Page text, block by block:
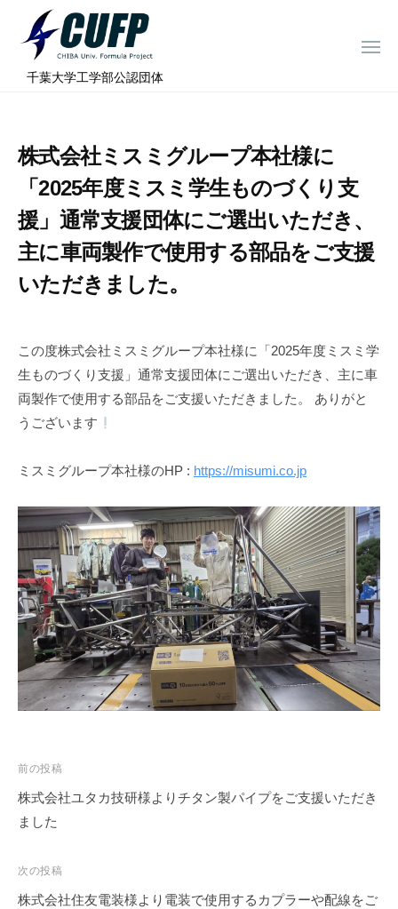
千
学
フ
ー
ミ
ュ
ロ
ジ
ェ
ク
⠀千葉大学工学部公認団体
メ
株式会社ミスミグループ本社様に
「2025年度ミスミ学生ものづくり支
援」通常支援団体にご選出いただき、
主に車両製作で使用する部品をご支援
いただきました。
この度株式会社ミスミグループ本社様に「2025年度ミスミ学
生ものづくり支援」通常支援団体にご選出いただき、主に車
両製作で使用する部品をご支援いただきました。 ありがと
うございます
ミスミグループ本社様のHP : https://misumi.co.jp
投
稿
ナ
ゲ
ー
前の投稿
株式会社ユタカ技研様よりチタン製パイプをご支援いただき
ました
次の投稿
株式会社住友電装様より電装で使用するカプラーや配線をご
ミ
ラ
ェ
ク